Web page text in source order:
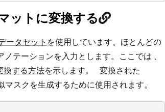
ットに変換する
ータセット を使用しています。ほとんどの
テーションを入力とします。ここでは 、
換する方法を示します。 変換された
スクを生成するために使用されます。